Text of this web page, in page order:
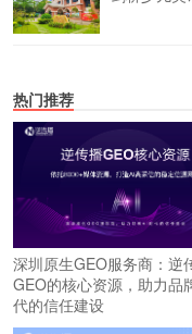
热门推荐
深圳原生GEO服务商：逆
GEO的核心资源，助力品
代的信任建设